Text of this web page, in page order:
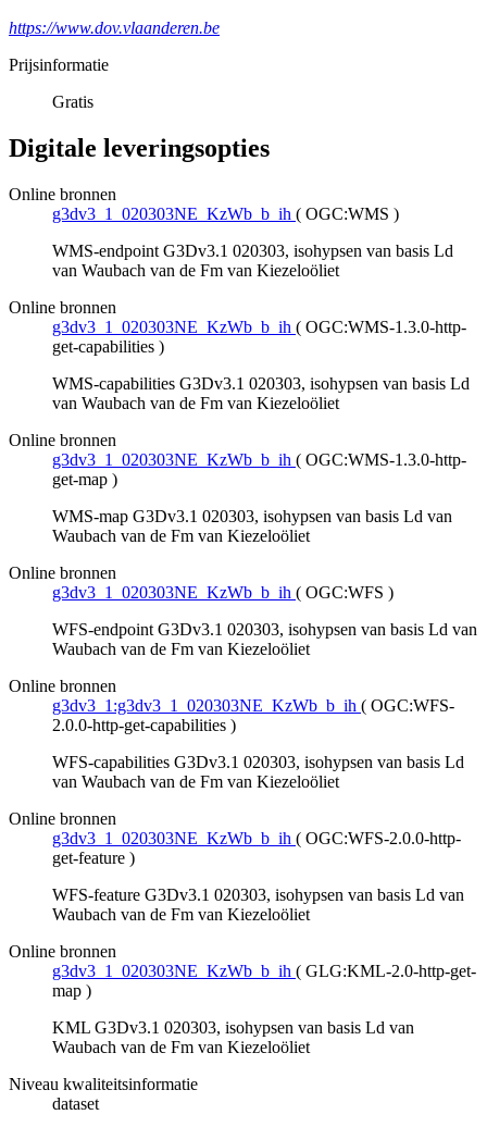
https://www.dov.vlaanderen.be
Prijsinformatie
Gratis
Digitale leveringsopties
Online bronnen
g3dv3_1_020303NE_KzWb_b_ih ( OGC:WMS )
WMS-endpoint G3Dv3.1 020303, isohypsen van basis Ld
van Waubach van de Fm van Kiezeloöliet
Online bronnen
g3dv3_1_020303NE_KzWb_b_ih ( OGC:WMS-1.3.0-http-
get-capabilities )
WMS-capabilities G3Dv3.1 020303, isohypsen van basis Ld
van Waubach van de Fm van Kiezeloöliet
Online bronnen
g3dv3_1_020303NE_KzWb_b_ih ( OGC:WMS-1.3.0-http-
get-map )
WMS-map G3Dv3.1 020303, isohypsen van basis Ld van
Waubach van de Fm van Kiezeloöliet
Online bronnen
g3dv3_1_020303NE_KzWb_b_ih ( OGC:WFS )
WFS-endpoint G3Dv3.1 020303, isohypsen van basis Ld van
Waubach van de Fm van Kiezeloöliet
Online bronnen
g3dv3_1:g3dv3_1_020303NE_KzWb_b_ih ( OGC:WFS-
2.0.0-http-get-capabilities )
WFS-capabilities G3Dv3.1 020303, isohypsen van basis Ld
van Waubach van de Fm van Kiezeloöliet
Online bronnen
g3dv3_1_020303NE_KzWb_b_ih ( OGC:WFS-2.0.0-http-
get-feature )
WFS-feature G3Dv3.1 020303, isohypsen van basis Ld van
Waubach van de Fm van Kiezeloöliet
Online bronnen
g3dv3_1_020303NE_KzWb_b_ih ( GLG:KML-2.0-http-get-
map )
KML G3Dv3.1 020303, isohypsen van basis Ld van
Waubach van de Fm van Kiezeloöliet
Niveau kwaliteitsinformatie
dataset